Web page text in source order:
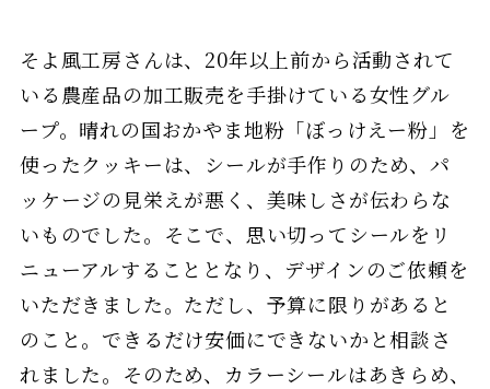
そよ風工房さんは、20年以上前から活動されて
いる農産品の加工販売を手掛けている女性グル
ープ。晴れの国おかやま地粉「ぼっけえー粉」を
使ったクッキーは、シールが手作りのため、パ
ッケージの見栄えが悪く、美味しさが伝わらな
いものでした。そこで、思い切ってシールをリ
ニューアルすることとなり、デザインのご依頼を
いただきました。ただし、予算に限りがあると
のこと。できるだけ安価にできないかと相談さ
れました。そのため、カラーシールはあきらめ、